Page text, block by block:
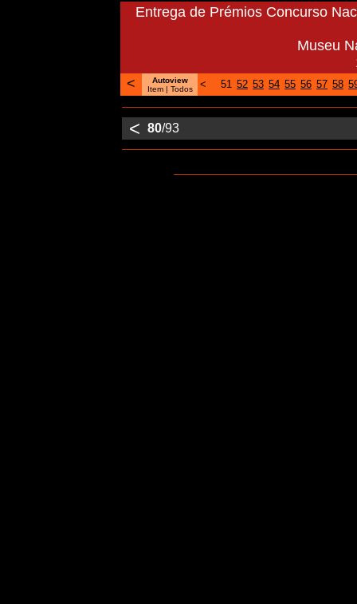
Entrega de Prémios Concurso
Museu
<
Autoview
Item | Todos < 51 52 53 54 55 56 57 58
< 80/93